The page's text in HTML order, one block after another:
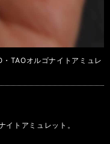
TAOオルゴナイトアミュレ
イトアミュレット。